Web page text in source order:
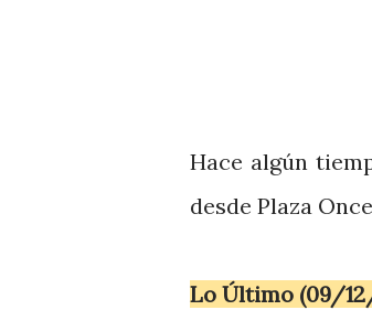
Hace algún
desde Plaza
Lo Último (09/